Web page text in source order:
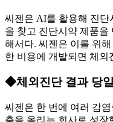
씨젠은 AI를 활용해 진단
을 찾고 진단시약 제품
해서다. 씨젠은 이를 위
한 비용에 개발되면 체
◆체외진단 결과 당
씨젠은 한 번에 여러 감
출을 올리는 회사로 성